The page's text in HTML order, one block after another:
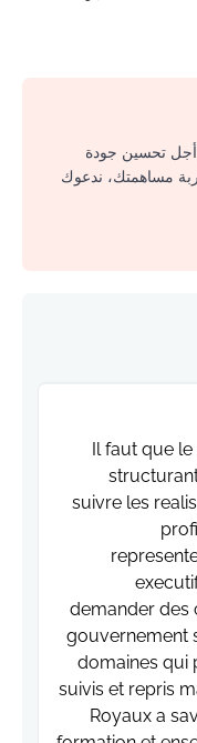
أجل تحسين جودة
مساهمتك، ندعوك
Il faut que
suivre les
demander des
gouvernement
domaines qui
suivis et repris
Royaux a